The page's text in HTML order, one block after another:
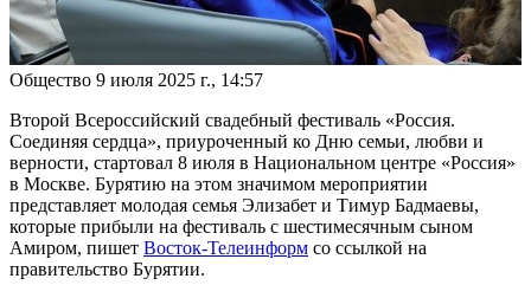
Общество 9 июля 2025 г., 14:57
Второй Всероссийский свадебный фестиваль «Россия.
Соединяя сердца», приуроченный ко Дню семьи, любви и
верности, стартовал 8 июля в Национальном центре «Россия»
в Москве. Бурятию на этом значимом мероприятии
представляет молодая семья Элизабет и Тимур Бадмаевы,
которые прибыли на фестиваль с шестимесячным сыном
Амиром, пишет Восток-Телеинформ со ссылкой на
правительство Бурятии.